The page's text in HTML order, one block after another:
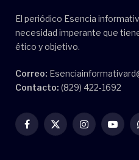
El periódico Esencia
necesidad imperante que
ético y objetivo.
Correo:
Contacto: (829) 422-1692
Facebook
X
Instagram